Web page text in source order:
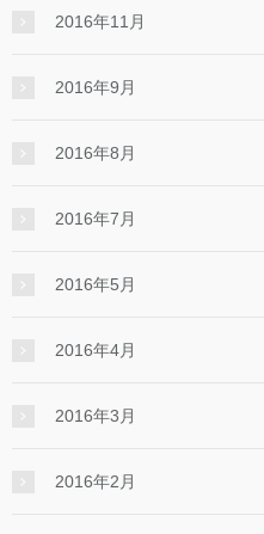
2016年11月
2016年9月
2016年8月
2016年7月
2016年5月
2016年4月
2016年3月
2016年2月